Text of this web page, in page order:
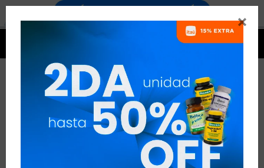

BCAAS CON ELECTROLITOS
BCAAS CON ELECTROLITOS QUITAR FILTROS
RECOMENDADOS